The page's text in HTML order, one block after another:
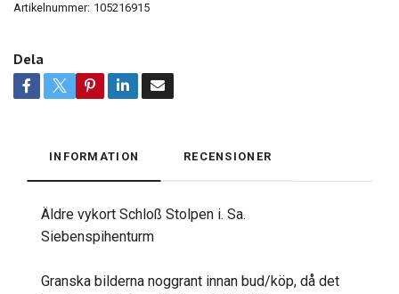
Artikelnummer: 105216915
Dela
INFORMATION RECENSIONER
Äldre vykort Schloß Stolpen i. Sa.
Siebenspihenturm
Granska bilderna noggrant innan bud/köp, då det